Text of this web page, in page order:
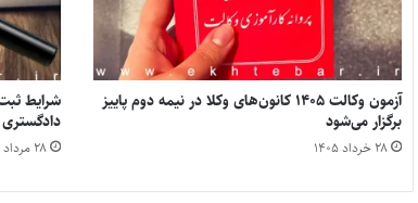
آزمون وکالت ۱۴۰۵ کانون‌های وکلا در نیمه دوم پاییز
برگزار می‌شود
۲۸ خرداد ۱۴۰۵
دادگستری
۲۸ مرداد ۱۴۰۴